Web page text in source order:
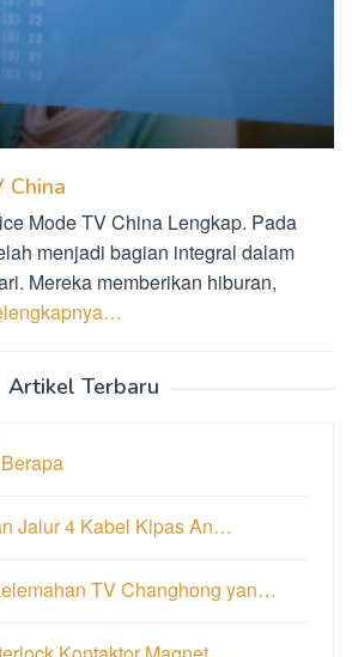
China
Mode TV China Lengkap. Pada
menjadi bagian integral dalam
Mereka memberikan hiburan,
Artikel Terbaru
Jalur 4 Kabel Kipas An…
TV Changhong yan…